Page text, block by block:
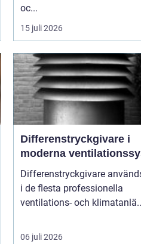
oc...
15 juli 2026
Differenstryckgivare i
moderna
Differenstryckgivare
i de flesta professionella
ventilations- och
06 juli 2026